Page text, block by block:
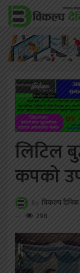
लिटिल
कपको
By विकल्प दैनिक
298